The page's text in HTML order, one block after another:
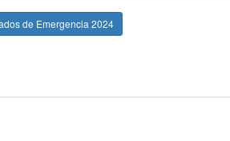
de Emergencia 2024